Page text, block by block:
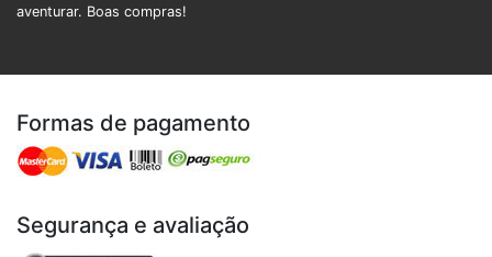
aventurar. Boas compras!
Formas de pagamento
Segurança e avaliação